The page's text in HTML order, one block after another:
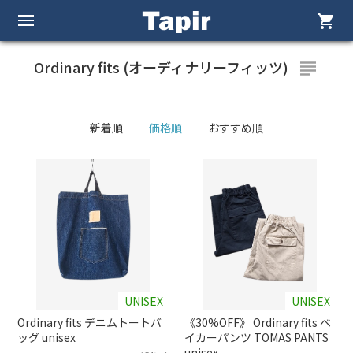
shopping_cart
Ordinary fits (オーディナリーフィッツ) subject
新着順 価格順 おすすめ順
UNISEX
Ordinary fits デニムトートバ
ッグ unisex
UNISEX
《30%OFF》 Ordinary fits ベ
イカーパンツ TOMAS PANTS